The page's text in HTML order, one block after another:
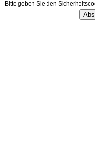
Bitte geben Sie den